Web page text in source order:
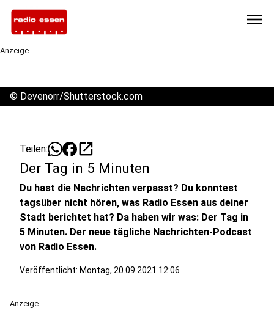
menu
Anzeige
© Devenorr/Shutterstock.com
Teilen: open_in_new
Der Tag in 5 Minuten
Du hast die Nachrichten verpasst? Du konntest
tagsüber nicht hören, was Radio Essen aus deiner
Stadt berichtet hat? Da haben wir was: Der Tag in
5 Minuten. Der neue tägliche Nachrichten-Podcast
von Radio Essen.
Veröffentlicht: Montag, 20.09.2021 12:06
Anzeige